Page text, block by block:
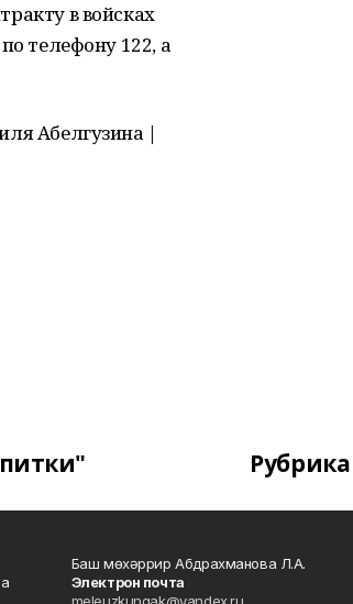
в войсках
телефону 122, а
Абелгузина |
Баш мөхәррир Абдрахманова Л.А.
Электрон почта